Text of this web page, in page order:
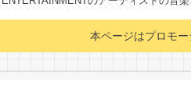
本ページはプロモー